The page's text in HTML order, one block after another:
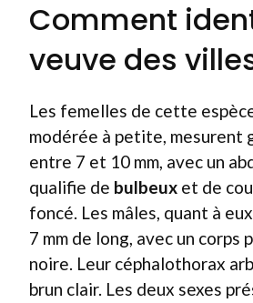
Comment
veuve des
Les femelles de cette
modérée à petite, mesurent
entre 7 et 10 mm, avec un
qualifie de bulbeux et de
foncé. Les mâles, quant à
7 mm de long, avec un corps
noire. Leur céphalothorax
brun clair. Les deux sexes